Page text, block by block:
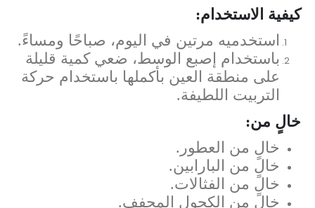
كيفية الاستخدام:
استخدميه مرتين في اليوم، صباحًا ومساءً.
باستخدام إصبع الوسط، ضعي كمية قليلة
على منطقة العين بأكملها باستخدام حركة
التربيت اللطيفة.
خالٍ من:
خالٍ من العطور.
خالٍ من البارابين.
خالٍ من الفثالات.
خالٍ من الكحول المجفف.